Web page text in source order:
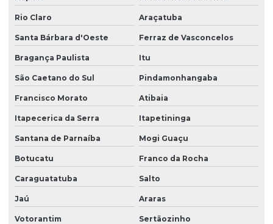
Empresa de terceirização de serviços de limpeza
Empresa terceirização de zelador
Empresa terceirização zeladoria
Empresa terceirizada de limpeza
Empresa terceirizada portaria
Empresa de zeladoria e portaria
Empresas de limpeza zeladoria
Empresas de portaria virtual
Rio Claro Araçatuba
Santa Bárbara d'Oeste Ferraz de Vasconcelos
Bragança Paulista Itu
São Caetano do Sul Pindamonhangaba
Francisco Morato Atibaia
Itapecerica da Serra Itapetininga
Santana de Parnaíba Mogi Guaçu
Botucatu Franco da Rocha
Caraguatatuba Salto
Jaú Araras
Votorantim Sertãozinho